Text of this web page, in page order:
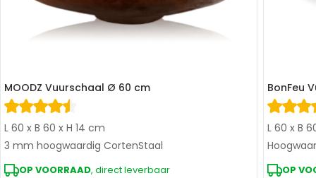
MOODZ Vuurschaal Ø 60 cm
L 60 x B 60 x H 14 cm
3 mm hoogwaardig CortenStaal
OP VOORRAAD, direct leverbaar
BonFeu
L 60 x B
OP